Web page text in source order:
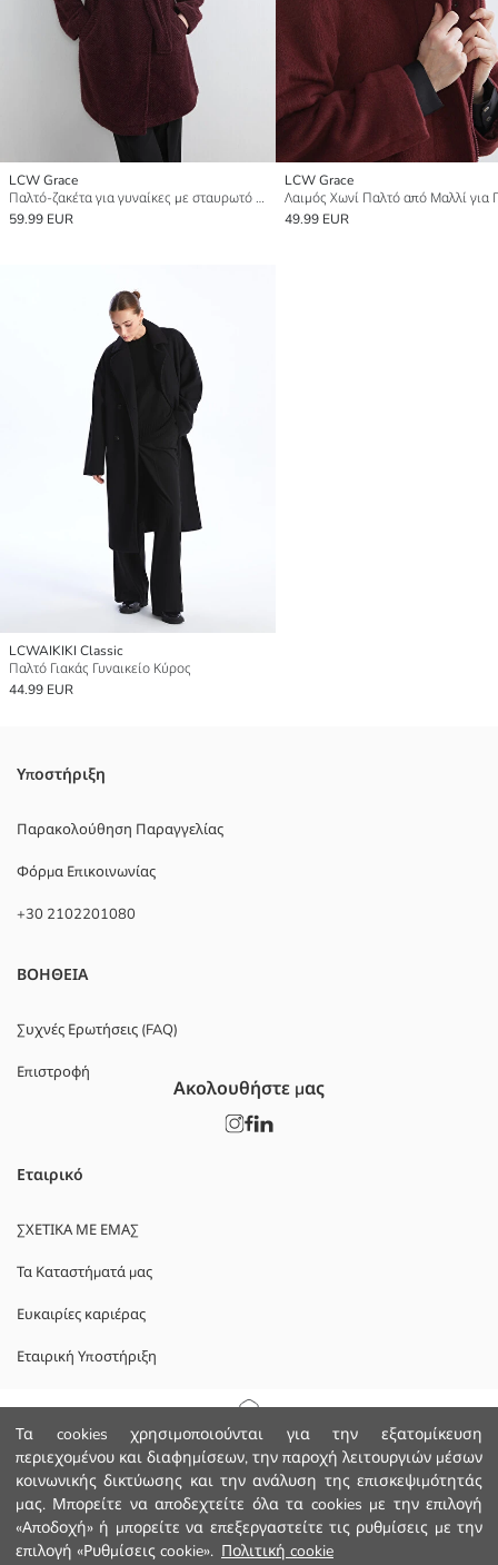
Τα cookies χρησιμοποιούνται για την εξατομίκευση
περιεχομένου και διαφημίσεων, την παροχή λειτουργιών μέσων
κοινωνικής δικτύωσης και την ανάλυση της επισκεψιμότητάς
μας. Μπορείτε να αποδεχτείτε όλα τα cookies με την επιλογή
«Αποδοχή» ή μπορείτε να επεξεργαστείτε τις ρυθμίσεις με την
επιλογή «Ρυθμίσεις cookie». Πολιτική cookie
Αρχική Σελίδα
Κατηγορίες
Το Καλάθι μου
LCW Grace
Παλτό-ζακέτα για γυναίκες με σταυρωτό γιακά
59.99 EUR
LCW Grace
49.99 EUR
LCWAIKIKI Classic
Παλτό Γιακάς Γυναικείο Κύρος
44.99 EUR
Υποστήριξη
Παρακολούθηση Παραγγελίας
Φόρμα Επικοινωνίας
+30 2102201080
ΒΟΗΘΕΙΑ
Συχνές Ερωτήσεις (FAQ)
Επιστροφή
Εταιρικό
ΣΧΕΤΙΚΑ ΜΕ ΕΜΑΣ
Τα Καταστήματά μας
Ευκαιρίες καριέρας
Εταιρική Υποστήριξη
Πολιτική Απορρήτου και Ασφάλειας Δεδομένων
Οροι χρήσης
Κατεβάστε την εφαρμογή μας.
Ακολουθήστε μας